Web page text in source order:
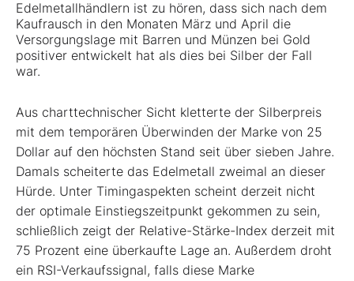
Edelmetallhändlern ist zu hören, dass sich nach dem
Kaufrausch in den Monaten März und April die
Versorgungslage mit Barren und Münzen bei Gold
positiver entwickelt hat als dies bei Silber der Fall
war.
Aus charttechnischer Sicht kletterte der Silberpreis
mit dem temporären Überwinden der Marke von 25
Dollar auf den höchsten Stand seit über sieben Jahre.
Damals scheiterte das Edelmetall zweimal an dieser
Hürde. Unter Timingaspekten scheint derzeit nicht
der optimale Einstiegszeitpunkt gekommen zu sein,
schließlich zeigt der Relative-Stärke-Index derzeit mit
75 Prozent eine überkaufte Lage an. Außerdem droht
ein RSI-Verkaufssignal, falls diese Marke